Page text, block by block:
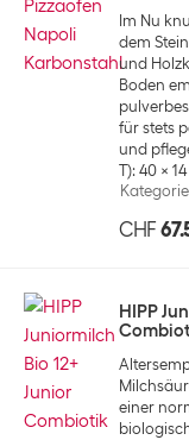
Im Nu
dem
und
Boden
für stets
und
T): 40 x
Kategorie
CHF
HIPP
einer